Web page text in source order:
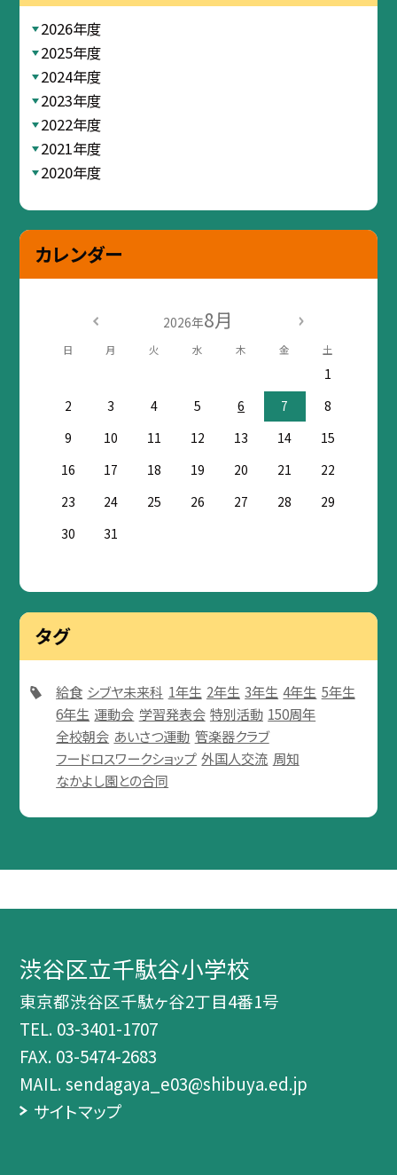
2026年度
2025年度
2024年度
2023年度
2022年度
2021年度
2020年度
カレンダー
2026年8月
日 月 火 水 木 金 土
1
2
3 4 5 6 7
8
9
10 11 12 13 14
15
16
17 18 19 20 21
22
23
24 25 26 27 28
29
30
31
タグ
給食 シブヤ未来科 1年生 2年生 3年生 4年生 5年生
6年生 運動会 学習発表会 特別活動 150周年
全校朝会 あいさつ運動 管楽器クラブ
フードロスワークショップ 外国人交流 周知
なかよし園との合同
渋谷区立千駄谷小学校
東京都渋谷区千駄ヶ谷2丁目4番1号
TEL. 03-3401-1707
FAX. 03-5474-2683
MAIL. sendagaya_e03@shibuya.ed.jp
サイトマップ